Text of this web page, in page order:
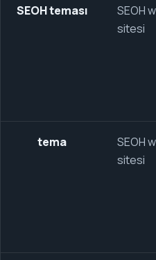
SEOH teması
SEOH
sitesi
tema
SEOH
sitesi